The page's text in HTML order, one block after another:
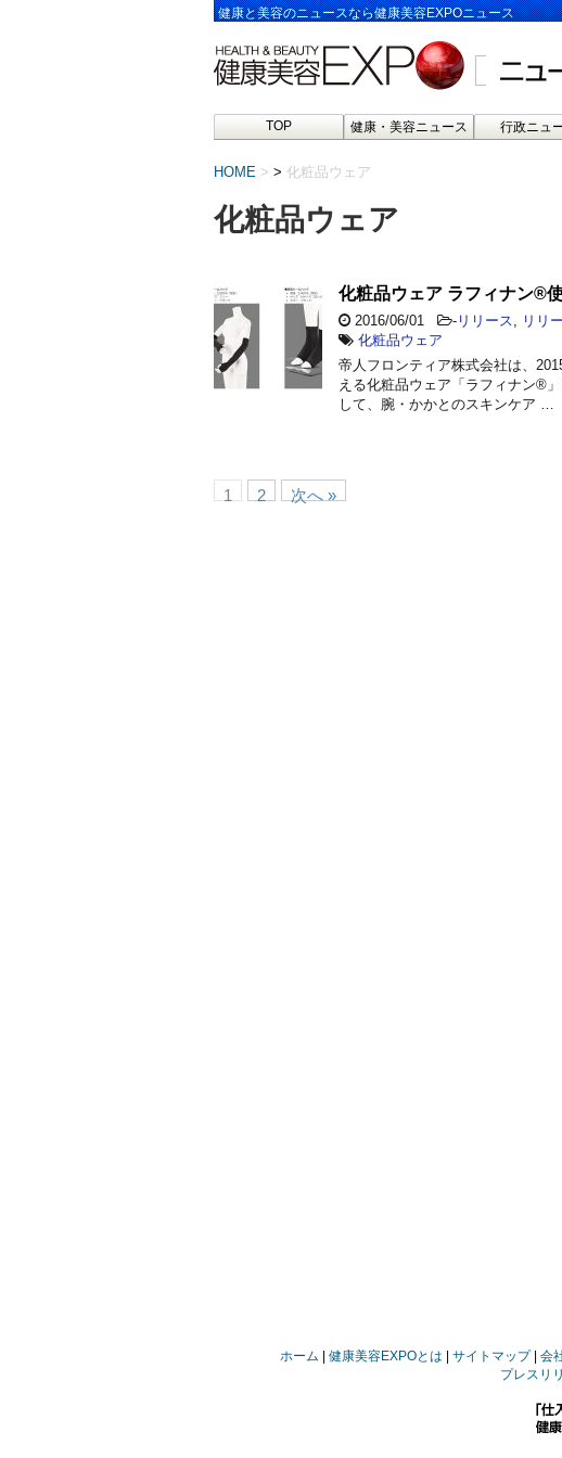
健康と美容のニュースなら健康美容EXPOニュース
TOP 健康・美容ニュース 行政ニュ
HOME > 化粧品ウェア
化粧品ウェア
化粧品ウェア ラフィナン®
2016/06/01 - リリース リリ
化粧品ウェア
帝人フロンティア株式会社は、
える化粧品ウェア「ラフィナン®
して、腕・かかとのスキンケア …
1 2 次へ »
ホーム 健康美容EXPOとは サイトマップ 会
プレスリ